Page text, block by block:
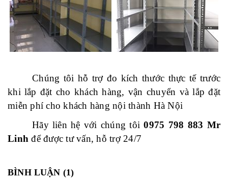
Chúng tôi hỗ trợ đo kích thước thực tế trước
khi lắp đặt cho khách hàng, vận chuyển và lắp đặt
miễn phí cho khách hàng nội thành Hà Nội
Hãy liên hệ với chúng tôi0975 798 883 Mr
Linhđể được tư vấn, hỗ trợ 24/7
BÌNH LUẬN (1)